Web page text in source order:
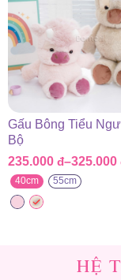
Gấu Bông Tiểu
Bộ
235.000 đ–325.000
Khoảng
giá:
từ
235.000 đ
40cm 55cm
HỆ